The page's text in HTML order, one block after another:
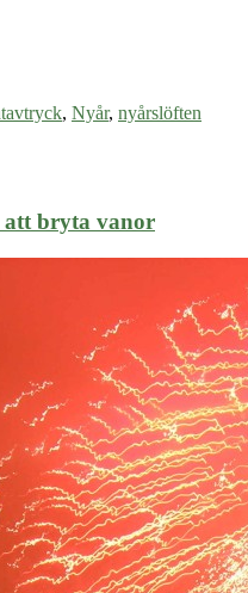
, Nyår, nyårslöften
att bryta vanor